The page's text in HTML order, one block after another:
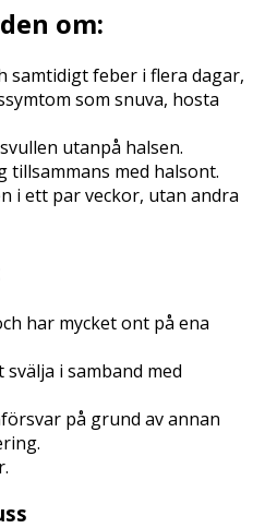
om:
samtidigt feber i flera dagar,
som snuva, hosta
utanpå halsen.
tillsammans med halsont.
i ett par veckor, utan andra
har mycket ont på ena
i samband med
på grund av annan